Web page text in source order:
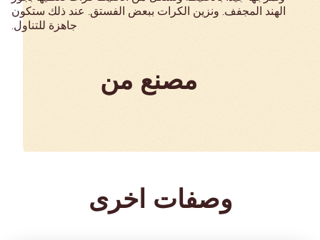
الهند المجفف. ونزين الكرات ببعض الفستق. عند ذلك ستكون
جاهزة للتناول.
مصنع من
وصفات اخرى